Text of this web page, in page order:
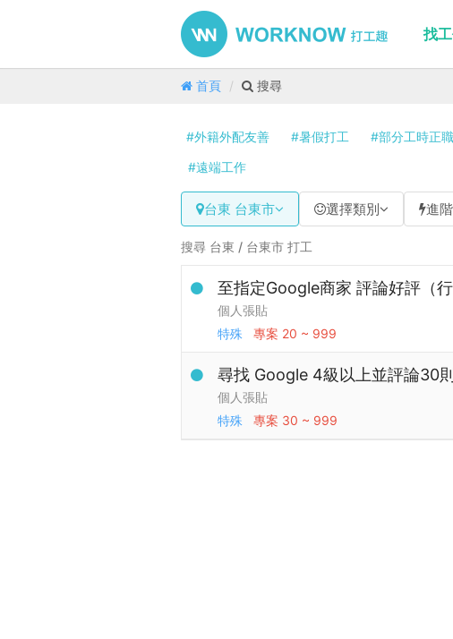
找
首頁 搜尋
#外籍外配友善 #暑假打工 #部分工時正職
#遠端工作
台東 台東市 選擇類別 進
搜尋 台東 / 台東市 打工
至指定Google商家 評論好評（行
個人張貼
特殊
專案 20 ~ 999
尋找 Google 4級以上並評論30
個人張貼
特殊
專案 30 ~ 999